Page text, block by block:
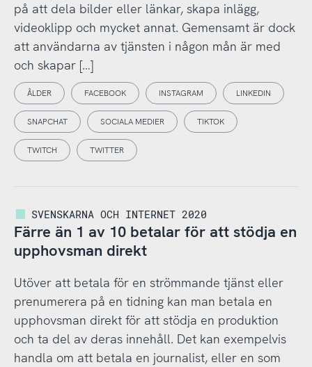
på att dela bilder eller länkar, skapa inlägg,
videoklipp och mycket annat. Gemensamt är dock
att användarna av tjänsten i någon mån är med
och skapar […]
ÅLDER FACEBOOK INSTAGRAM LINKEDIN
SNAPCHAT SOCIALA MEDIER TIKTOK
TWITCH TWITTER
SVENSKARNA OCH INTERNET 2020
Färre än 1 av 10 betalar för att stödja en
upphovsman direkt
Utöver att betala för en strömmande tjänst eller
prenumerera på en tidning kan man betala en
upphovsman direkt för att stödja en produktion
och ta del av deras innehåll. Det kan exempelvis
handla om att betala en journalist, eller en som